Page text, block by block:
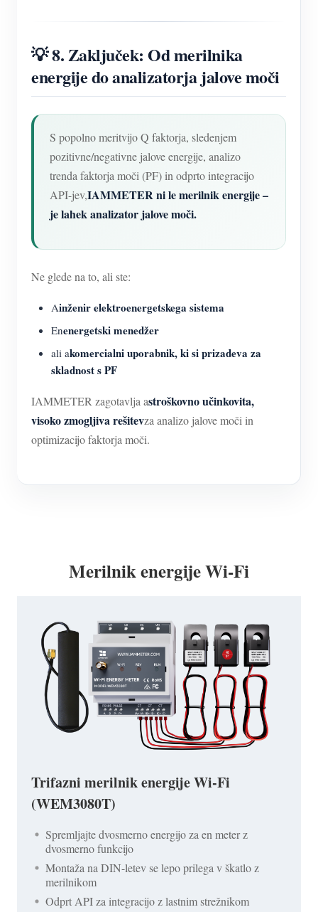
💡 8. Zaključek: Od merilnika
energije do analizatorja jalove moči
S popolno meritvijo Q faktorja, sledenjem
pozitivne/negativne jalove energije, analizo
trenda faktorja moči (PF) in odprto integracijo
API-jev,IAMMETER ni le merilnik energije –
je lahek analizator jalove moči.
Ne glede na to, ali ste:
Ainženir elektroenergetskega sistema
Enenergetski menedžer
ali akomercialni uporabnik, ki si prizadeva za
skladnost s PF
IAMMETER zagotavlja astroškovno učinkovita,
visoko zmogljiva rešitevza analizo jalove moči in
optimizacijo faktorja moči.
Merilnik energije Wi-Fi
Trifazni merilnik energije Wi-Fi
(WEM3080T)
Spremljajte dvosmerno energijo za en meter z
dvosmerno funkcijo
Montaža na DIN-letev se lepo prilega v škatlo z
merilnikom
Odprt API za integracijo z lastnim strežnikom